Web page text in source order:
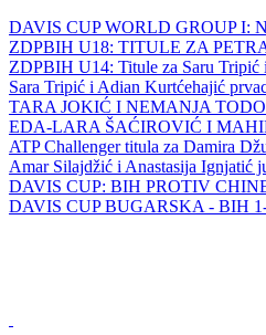
DAVIS CUP WORLD GROUP I:
ZDPBIH U18: TITULE ZA
ZDPBIH U14: Titule za Saru Tripić
Sara Tripić i Adian Kurtćehajić
TARA JOKIĆ I NEMANJA
EDA-LARA ŠAĆIROVIĆ I
ATP Challenger titula za Damira
Amar Silajdžić i Anastasija Ignjatić
DAVIS CUP: BIH PROTIV
DAVIS CUP BUGARSKA - BIH